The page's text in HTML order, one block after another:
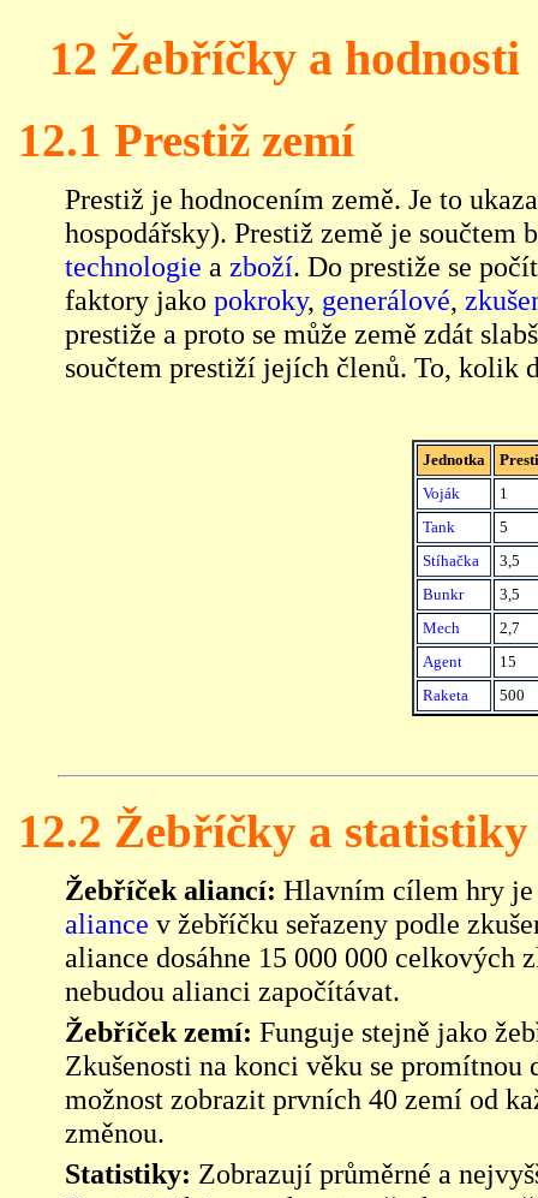
12 Žebříčky a hodnosti
12.1 Prestiž zemí
Prestiž je hodnocením země. Je to
hospodářsky). Prestiž země je součtem
technologie a zboží. Do prestiže se
faktory jako pokroky, generálové,
prestiže a proto se může země zdát
součtem prestiží jejích členů. To, kolik
Jednotka
Voják
1
Tank
5
Stíhačka
3,5
Bunkr
3,5
Mech
2,7
Agent
15
Raketa
500
12.2 Žebříčky a statistiky
Žebříček aliancí: Hlavním cílem hry je
aliance v žebříčku seřazeny podle
aliance dosáhne 15 000 000 celkových
nebudou alianci započítávat.
Žebříček zemí: Funguje stejně jako
Zkušenosti na konci věku se
možnost zobrazit prvních 40 zemí od
změnou.
Statistiky: Zobrazují průměrné a